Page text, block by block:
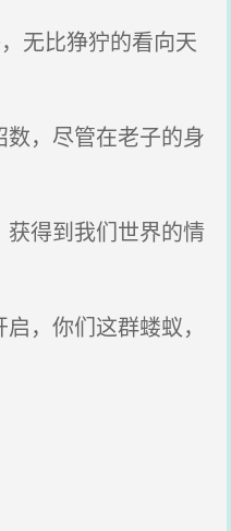
无比狰狞的看向天
，尽管在老子的身
得到我们世界的情
，你们这群蝼蚁，